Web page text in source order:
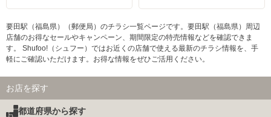
要田駅（福島県）（郵便局）のチラシ一覧ページです。要田駅（福島県）周辺
店舗のお得なセールやキャンペーン、期間限定の特売情報などを確認できま
す。 Shufoo!（シュフー）ではお近くの店舗で使える最新のチラシ情報を、手
軽にご確認いただけます。お得な情報をぜひご活用ください。
お店を探す
都道府県から探す